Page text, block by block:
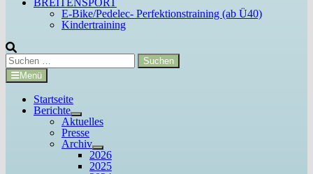
BREITENSPORT
E-Bike/Pedelec- Perfektionstraining (ab Ü40)
Kindertraining
Suchen
nach:
Menü
Startseite
Berichte
Untermenü
anzeigen
Aktuelles
Presse
Archiv
Untermenü
anzeigen
2026
2025